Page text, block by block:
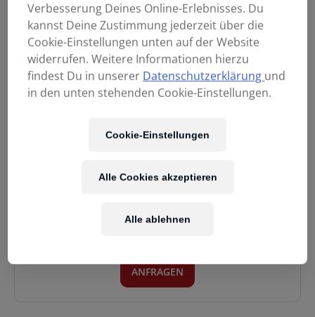
Säulensystem
€
QSC TouchMix 30
PRO Digitalmixer
Anfrage.
ANFRAGEN
Verbesserung Deines Online-Erlebnisses. Du
kannst Deine Zustimmung jederzeit über die
Cookie-Einstellungen unten auf der Website
widerrufen. Weitere Informationen hierzu
findest Du in unserer Datenschutzerklärung und
in den unten stehenden Cookie-Einstellungen.
Cookie-Einstellungen
Alle ablehnen
Alle Cookies akzeptieren